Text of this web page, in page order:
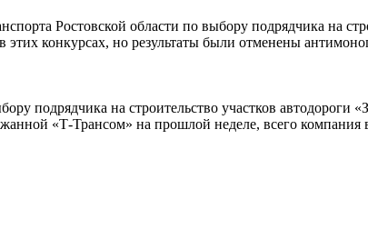
Ростовской области по выбору подрядчика на
конкурсах, но результаты были отменены
подрядчика на строительство участков автодороги
«Т-Трансом» на прошлой неделе, всего компания